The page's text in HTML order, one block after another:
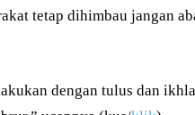
tetap dihimbau jangan
dengan tulus dan